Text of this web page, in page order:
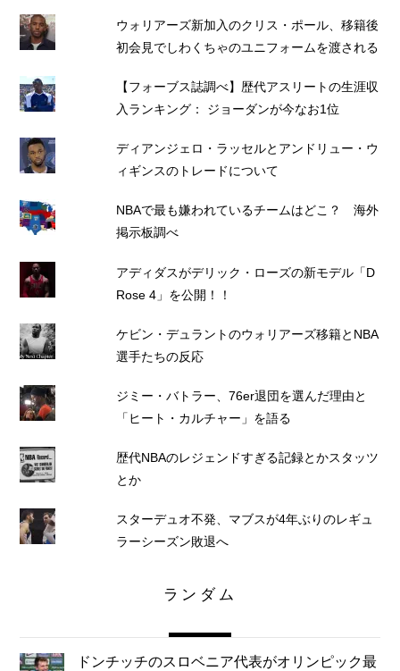
ウォリアーズ新加入のクリス・ポール、移籍後
初会見でしわくちゃのユニフォームを渡される
【フォーブス誌調べ】歴代アスリートの生涯収
入ランキング： ジョーダンが今なお1位
ディアンジェロ・ラッセルとアンドリュー・ウ
ィギンスのトレードについて
NBAで最も嫌われているチームはどこ？ 海外
掲示板調べ
アディダスがデリック・ローズの新モデル「D
Rose 4」を公開！！
ケビン・デュラントのウォリアーズ移籍とNBA
選手たちの反応
ジミー・バトラー、76er退団を選んだ理由と
「ヒート・カルチャー」を語る
歴代NBAのレジェンドすぎる記録とかスタッツ
とか
スターデュオ不発、マブスが4年ぶりのレギュ
ラーシーズン敗退へ
ランダム
ドンチッチのスロベニア代表がオリンピック最